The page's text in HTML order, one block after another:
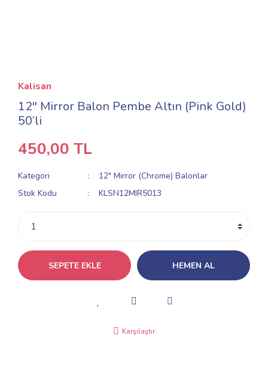
Kalisan
12'' Mirror Balon Pembe Altın (Pink Gold)
50’li
450,00 TL
Kategori
12" Mirror (Chrome) Balonlar
Stok Kodu
KLSN12MIR5013
SEPETE EKLE HEMEN AL
Karşılaştır